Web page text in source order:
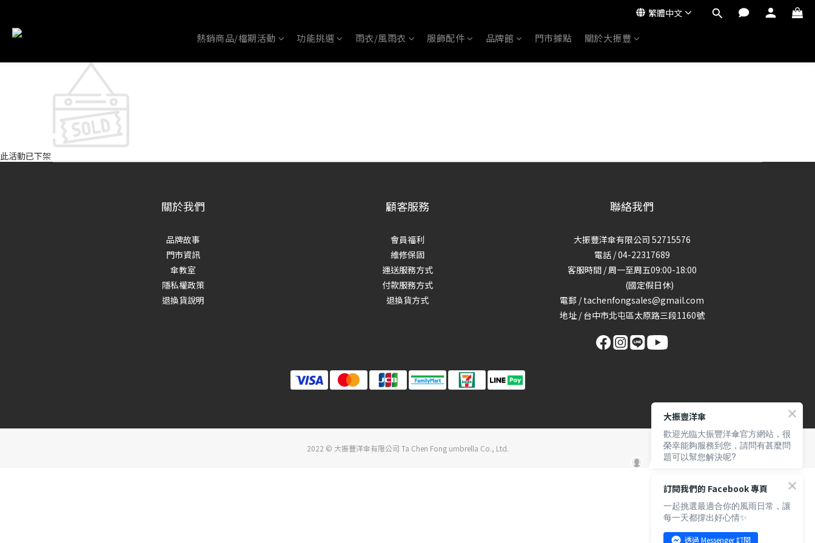
繁體中文
熱銷商品/檔期活動 功能挑選 雨衣/風雨衣 服飾配件 品牌館 門市據點 關於大振豐
此活動已下架
關於我們
品牌故事
門市資訊
傘教室
隱私權政策
退換貨說明
顧客服務
會員福利
維修保固
運送服務方式
付款服務方式
退換貨方式
聯絡我們
大振豐洋傘有限公司 52715576
電話 / 04-22317689
客服時間 / 周一至周五09:00-18:00
(國定假日休)
電郵 / tachenfongsales@gmail.com
地址 / 台中市北屯區太原路三段1160號
2022 © 大振豐洋傘有限公司 Ta Chen Fong umbrella Co., Ltd.
大振豐洋傘
歡迎光臨大振豐洋傘官方網站，很
榮幸能夠服務到您，請問有甚麼問
題可以幫您解決呢?
訂閱我們的 Facebook 專頁
一起挑選最適合你的風雨日常，讓
每一天都撐出好心情✨
透過 Messenger 訂閱